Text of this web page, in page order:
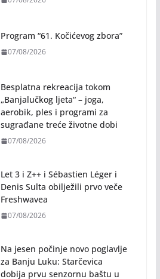
Tradicija i kreativnost u susret
Kočićevim danima
Program “61. Kočićevog zbora”
07/08/2026
Besplatna rekreacija tokom
aerobik, ples i programi za
sugrađane treće životne dobi
07/08/2026
Denis Sulta obilježili prvo veče
Freshwavea
07/08/2026